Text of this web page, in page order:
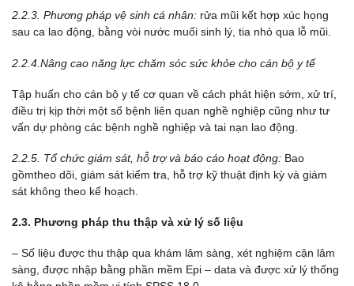
2.2.3. Phương pháp vệ sinh cá nhân: rửa mũi kết hợp xúc họng
sau ca lao động, bằng vòi nước muối sinh lý, tia nhỏ qua lỗ mũi.
2.2.4.Nâng cao năng lực chăm sóc sức khỏe cho cán bộ y tế
Tập huấn cho cán bộ y tế cơ quan về cách phát hiện sớm, xử trí,
điều trị kịp thời một số bệnh liên quan nghề nghiệp cũng như tư
vấn dự phòng các bệnh nghề nghiệp và tai nạn lao động.
2.2.5. Tổ chức giám sát, hỗ trợ và báo cáo hoạt động: Bao
gồmtheo dõi, giám sát kiểm tra, hỗ trợ kỹ thuật định kỳ và giám
sát không theo kế hoạch.
2.3. Phương pháp thu thập và xử lý số liệu
– Số liệu được thu thập qua khám lâm sàng, xét nghiệm cận lâm
sàng, được nhập bằng phần mềm Epi – data và được xử lý thống